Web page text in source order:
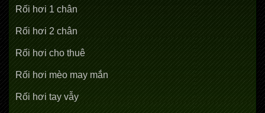
Rối hơi 1 chân
Rối hơi 2 chân
Rối hơi cho thuê
Rối hơi mèo may mắn
Rối hơi tay vẫy